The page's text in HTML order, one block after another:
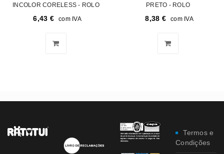
INCOLOR CORELESS - ROLO
6,43 € com IVA
PRETO - ROLO
8,38 € com IVA
Termos e
Condições